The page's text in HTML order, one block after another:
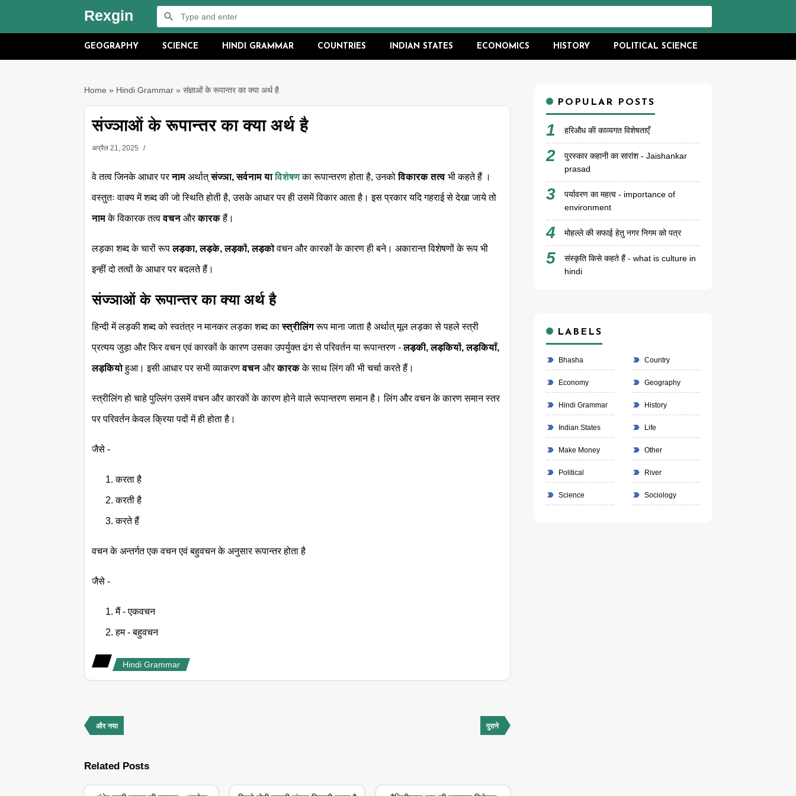
Rexgin
GEOGRAPHY SCIENCE HINDI GRAMMAR COUNTRIES INDIAN STATES ECONOMICS HISTORY POLITICAL SCIENCE
Home » Hindi Grammar » संज्ञाओं के रूपान्तर का क्या अर्थ है
संज्ञाओं के रूपान्तर का क्या अर्थ है
अप्रैल 21, 2025
वे तत्व जिनके आधार परनामअर्थात्संज्ञा, सर्वनाम याविशेषणका रूपान्तरण होता है, उनकोविकारक तत्व भी कहते हैं ।
वस्तुतः वाक्य में शब्द की जो स्थिति होती है, उसके आधार पर ही उसमें विकार आता है। इस प्रकार यदि गहराई से देखा जाये तो
नामके विकारक तत्ववचन औरकारकहैं।
लड़का शब्द के चारों रूपलड़का, लड़के, लड़कों, लड़कोवचन और कारकों के कारण ही बने। अकारान्त विशेषणों के रूप भी
इन्हीं दो तत्वों के आधार पर बदलते हैं।
संज्ञाओं के रूपान्तर का क्या अर्थ है
हिन्दी में लड़की शब्द को स्वतंत्र न मानकर लड़का शब्द कास्त्रीलिंगरूप माना जाता है अर्थात् मूल लड़का से पहले स्त्री
प्रत्यय जुड़ा और फिर वचन एवं कारकों के कारण उसका उपर्युक्त ढंग से परिवर्तन या रूपान्तरण -लड़की, लड़कियों, लड़कियाँ,
लड़कियोहुआ। इसी आधार पर सभी व्याकरणवचन औरकारकके साथ लिंग की भी चर्चा करते हैं।
स्त्रीलिंग हो चाहे पुल्लिंग उसमें वचन और कारकों के कारण होने वाले रूपान्तरण समान है। लिंग और वचन के कारण समान स्तर
पर परिवर्तन केवल क्रिया पदों में ही होता है।
जैसे -
करता है
करती है
करते हैं
वचन के अन्तर्गत एक वचन एवं बहुवचन के अनुसार रूपान्तर होता है
जैसे -
मैं - एकवचन
हम - बहुवचन
Hindi Grammar
और नया पुराने
Related Posts
POPULAR POSTS
हरिऔध की काव्यगत विशेषताएँ
पुरस्कार कहानी का सारांश - Jaishankar
prasad
पर्यावरण का महत्व - importance of
environment
मोहल्ले की सफाई हेतु नगर निगम को पत्र
संस्कृति किसे कहते हैं - what is culture in
hindi
LABELS
Bhasha Country
Economy Geography
Hindi Grammar History
Indian States Life
Make Money Other
Political River
Science Sociology